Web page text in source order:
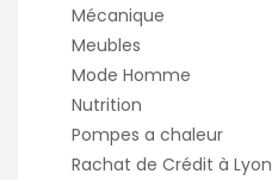
Mécanique
Meubles
Mode Homme
Nutrition
Pompes a chaleur
Rachat de Crédit à Lyon